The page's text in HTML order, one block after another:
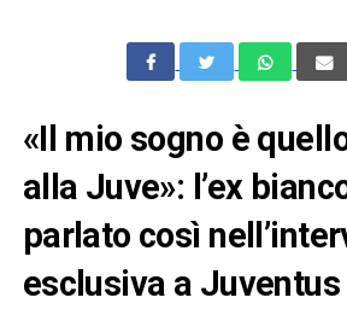
«Il mio sogno è
alla Juve»: l’ex
parlato così
esclusiva a